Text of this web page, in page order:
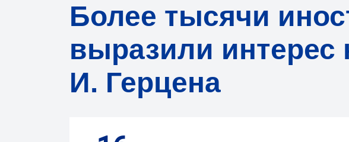
Более тысячи
выразили
И. Герцена